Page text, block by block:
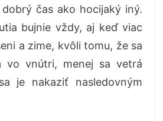
čas ako hocijaký iný.
bujnie vždy, aj keď viac
a zime, kvôli tomu, že sa
vo vnútri, menej sa vetrá
je nakaziť nasledovným